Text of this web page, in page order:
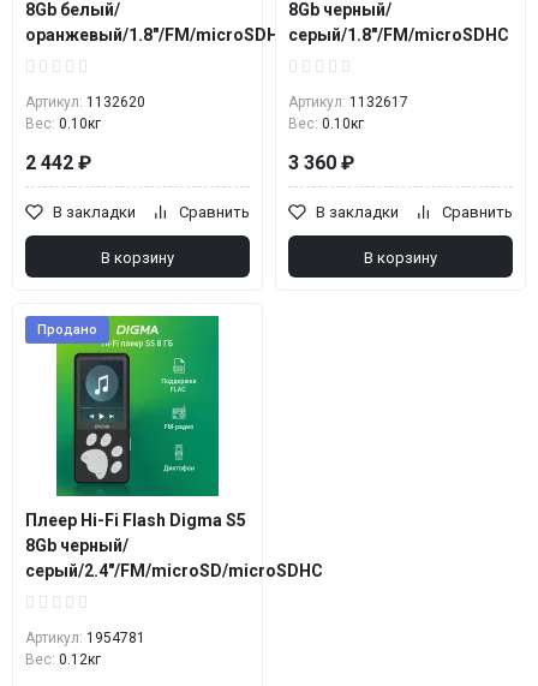
8Gb белый/
оранжевый/1.8"/FM/microSDHC
Артикул: 1132620
Вес: 0.10кг
2 442 ₽
В закладки Сравнить
В корзину
8Gb черный/
серый/1.8"/FM/microSDHC
Артикул: 1132617
Вес: 0.10кг
3 360 ₽
В закладки Сравнить
В корзину
Продано
Плеер Hi-Fi Flash Digma S5
8Gb черный/
серый/2.4"/FM/microSD/microSDHC
Артикул: 1954781
Вес: 0.12кг